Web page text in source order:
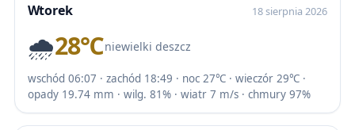
Wtorek 18 sierpnia 2026
🌧️28℃niewielki deszcz
wschód 06:07 · zachód 18:49 · noc 27℃ · wieczór 29℃ ·
opady 19.74 mm · wilg. 81% · wiatr 7 m/s · chmury 97%